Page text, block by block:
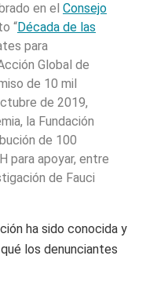
en el Consejo
“Década de las
para
Global de
de 10 mil
de 2019,
la Fundación
de 100
para apoyar, entre
de Fauci
ha sido conocida y
los denunciantes